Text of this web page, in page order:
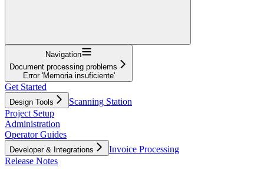
Navigation
Document processing problems
Error 'Memoria insuficiente'
Get Started
Design Tools
Scanning Station
Project Setup
Administration
Operator Guides
Developer & Integrations
Invoice Processing
Release Notes